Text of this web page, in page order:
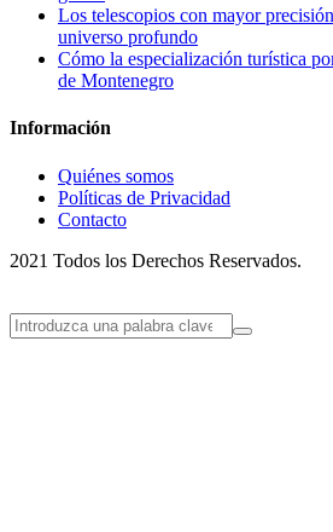
Los telescopios con mayor
universo profundo
Cómo la especialización turística
de Montenegro
Información
Quiénes somos
Políticas de Privacidad
Contacto
2021 Todos los Derechos Reservados.